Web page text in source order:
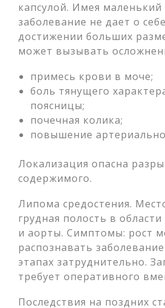
капсулой. Имея
заболевание не дает о
достижении больших
может вызывать
примесь крови в моче;
боль тянущего
поясницы;
почечная колика;
повышение
Локализация опасна
содержимого.
Липома средостения.
грудная полость в
и аорты. Симптомы: рост
распознавать
этапах затруднительно.
требует оперативного
Последствия на поздних